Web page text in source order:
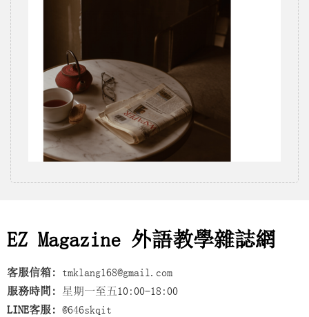
EZ Magazine 外語教學雜誌網
客服信箱: tmklang168@gmail.com
服務時間: 星期一至五10:00-18:00
LINE客服: @646skqit